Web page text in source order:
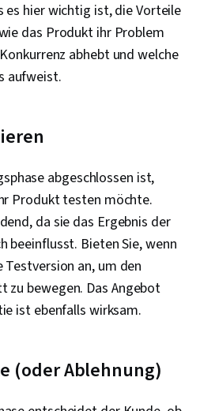
es hier wichtig ist, die Vorteile
das Produkt ihr Problem
abhebt und welche
aufweist.
abgeschlossen ist,
Produkt testen möchte.
da sie das Ergebnis der
beeinflusst. Bieten Sie, wenn
an, um den
zu bewegen. Das Angebot
ist ebenfalls wirksam.
(oder Ablehnung)